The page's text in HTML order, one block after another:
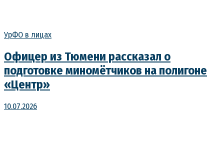
УрФО в лицах
Офицер из Тюмени рассказал о
подготовке миномётчиков на полигоне
«Центр»
10.07.2026